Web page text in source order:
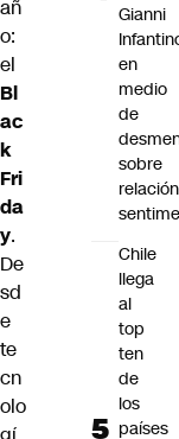
añ
o:
el
Bl
ac
k
Fri
da
y.
De
sd
e
te
cn
olo
Gianni
en
medio
de
sobre
relación
Chile
llega
al
top
ten
de
los
países